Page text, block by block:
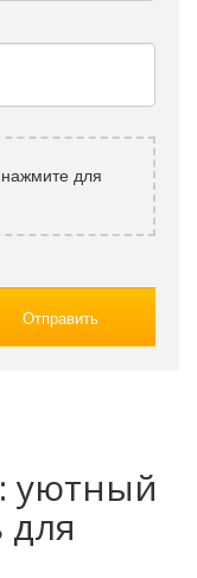
для
Отправить
уютный
для